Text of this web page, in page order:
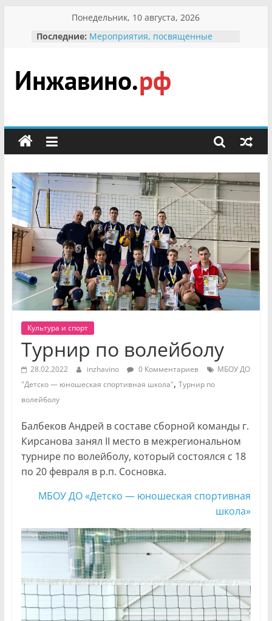
содержимому
Понедельник, 10 августа, 2026
Последние: Мероприятия, посвященные
гражданин Инжавинского округа»
участнице Великой
Отечественной, фронтовичке
Безопасность в сети Интернет
мероприятии «Сохраним
первоцветы!»
В вольере Воронинского
заповедника родились крапчатые
суслики
Инжавино.рф
сельский
портал
Культура и спорт
Турнир по волейболу
28.02.2022 inzhavino 0 Комментариев
МБОУ ДО
"Детско — юношеская спортивная школа", Турнир по
волейболу
Балбеков Андрей в составе сборной команды г.
Кирсанова занял II место в межрегиональном
турнире по волейболу, который состоялся с 18
по 20 февраля в р.п. Сосновка.
МБОУ ДО «Детско — юношеская спортивная
школа»